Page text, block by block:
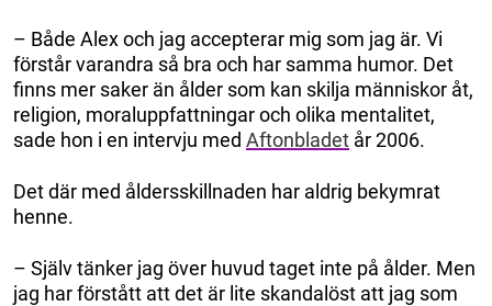
– Både Alex och jag accepterar mig som jag är. Vi
förstår varandra så bra och har samma humor. Det
finns mer saker än ålder som kan skilja människor åt,
religion, moraluppfattningar och olika mentalitet,
sade hon i en intervju med Aftonbladet år 2006.
Det där med åldersskillnaden har aldrig bekymrat
henne.
– Själv tänker jag över huvud taget inte på ålder. Men
jag har förstått att det är lite skandalöst att jag som